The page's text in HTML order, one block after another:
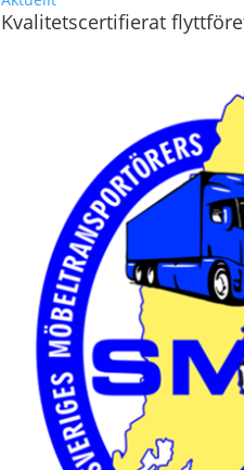
Kvalitetscertifierat